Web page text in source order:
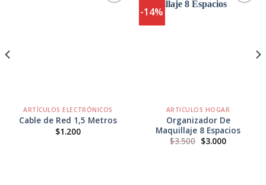
ARTÍCULOS ELECTRÓNICOS
Cable de Red 1,5 Metros
$1.200
-14%
ARTICULOS HOGAR
Organizador De
Maquillaje 8 Espacios
$3.500 El
precio
$3.000El
precio